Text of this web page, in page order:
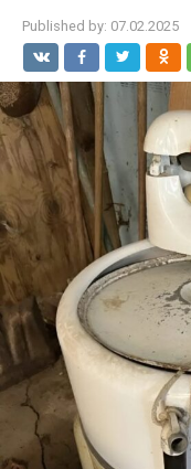
Published by: 07.02.2025